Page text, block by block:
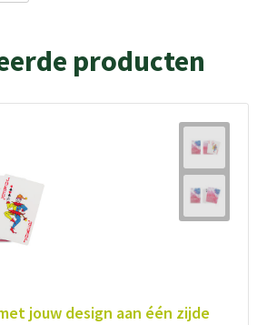
producten
jouw design aan één zijde